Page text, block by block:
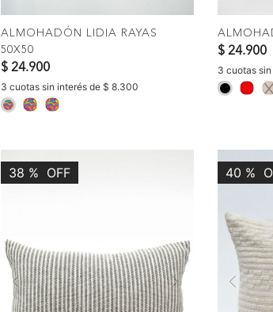
ALMOHADÓN LIDIA RAYAS
50X50
$ 24.900
3 cuotas sin interés de $ 8.300
selected
$ 24.900
3 cuotas
38 % OFF
Previous
40 %
Previous